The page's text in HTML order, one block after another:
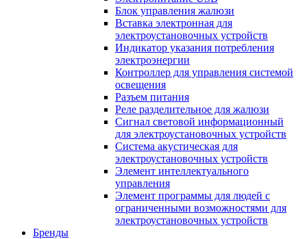
Блок управления жалюзи
Вставка электронная для
электроустановочных устройств
Индикатор указания потребления
электроэнергии
Контроллер для управления системой
освещения
Разъем питания
Реле разделительное для жалюзи
Сигнал световой информационный
для электроустановочных устройств
Система акустическая для
электроустановочных устройств
Элемент интеллектуального
управления
Элемент программы для людей с
ограниченными возможностями для
электроустановочных устройств
Бренды